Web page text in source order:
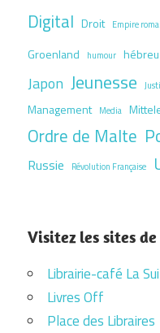
Digital Droit Empire
Groenland humour hébreu
Japon Jeunesse
Management Media
Ordre de Malte
Russie Révolution Française
Visitez les sites
Librairie-café La
Livres Off
Place des Libraires